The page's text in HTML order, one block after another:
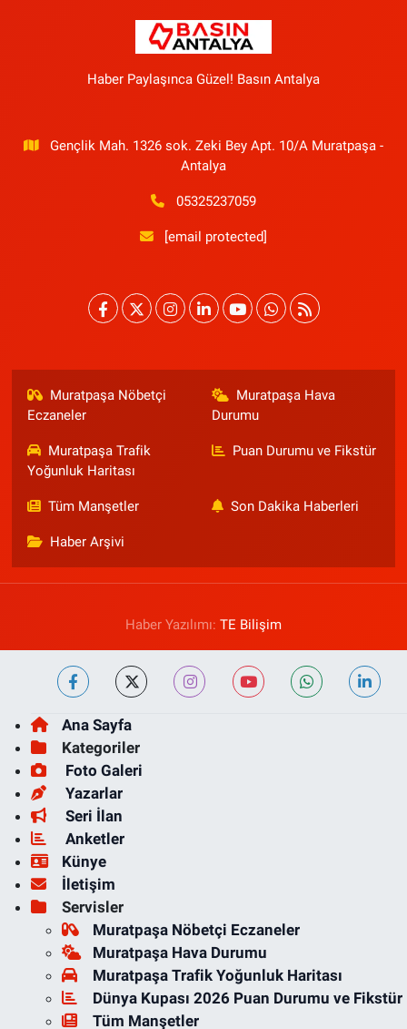
Haber Paylaşınca Güzel! Basın Antalya
Gençlik Mah. 1326 sok. Zeki Bey Apt. 10/A Muratpaşa -
Antalya
05325237059
[email protected]
Muratpaşa Nöbetçi
Eczaneler
Muratpaşa Hava
Durumu
Muratpaşa Trafik
Yoğunluk Haritası
Puan Durumu ve Fikstür
Tüm Manşetler Son Dakika Haberleri
Haber Arşivi
Haber Yazılımı: TE Bilişim
Ana Sayfa
Kategoriler
Foto Galeri
Yazarlar
Seri İlan
Anketler
Künye
İletişim
Servisler
Muratpaşa Nöbetçi Eczaneler
Muratpaşa Hava Durumu
Muratpaşa Trafik Yoğunluk Haritası
Dünya Kupası 2026 Puan Durumu ve Fikstür
Tüm Manşetler